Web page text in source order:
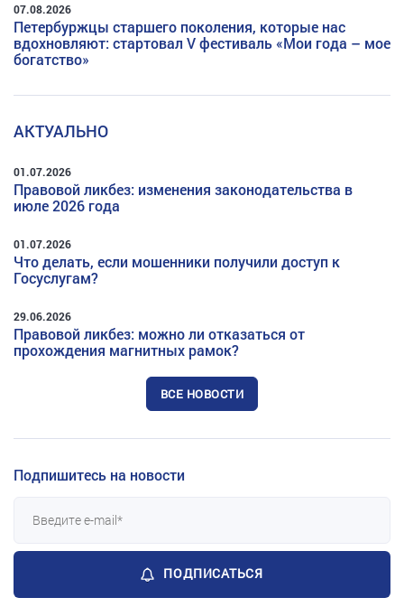
07.08.2026
Петербуржцы старшего поколения, которые нас
вдохновляют: стартовал V фестиваль «Мои года – мое
богатство»
АКТУАЛЬНО
01.07.2026
Правовой ликбез: изменения законодательства в
июле 2026 года
01.07.2026
Что делать, если мошенники получили доступ к
Госуслугам?
29.06.2026
Правовой ликбез: можно ли отказаться от
прохождения магнитных рамок?
ВСЕ НОВОСТИ
Подпишитесь на новости
ПОДПИСАТЬСЯ